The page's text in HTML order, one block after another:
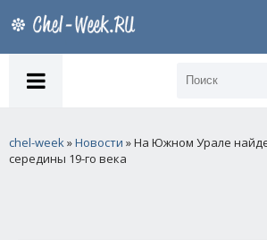
chel-week»Новости » На Южном Урале
середины 19-го века